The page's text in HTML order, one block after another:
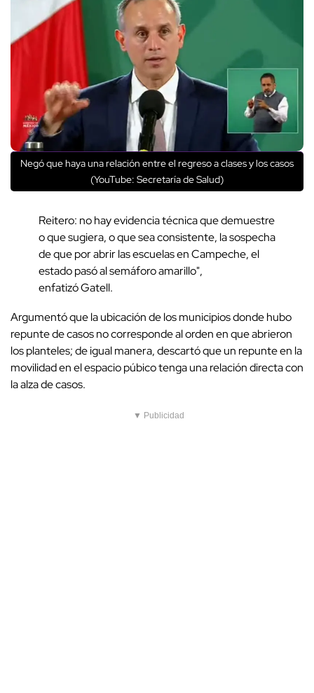
Negó que haya una relación entre el regreso a clases y los casos
(YouTube: Secretaría de Salud)
Reitero: no hay evidencia técnica que demuestre
o que sugiera, o que sea consistente, la sospecha
de que por abrir las escuelas en Campeche, el
estado pasó al semáforo amarillo",
enfatizó Gatell.
Argumentó que la ubicación de los municipios donde hubo
repunte de casos no corresponde al orden en que abrieron
los planteles; de igual manera, descartó que un repunte en la
movilidad en el espacio púbico tenga una relación directa con
la alza de casos.
▼ Publicidad